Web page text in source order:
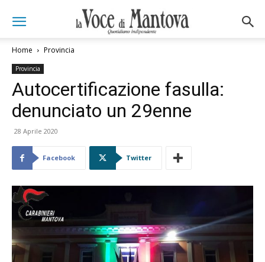
Home Provincia
Provincia
Autocertificazione fasulla:
denunciato un 29enne
28 Aprile 2020
Facebook Twitter